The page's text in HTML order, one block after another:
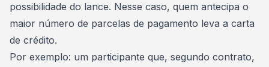
possibilidade do lance. Nesse caso, quem antecipa o
maior número de parcelas de pagamento leva a carta
de crédito.
Por exemplo: um participante que, segundo contrato,